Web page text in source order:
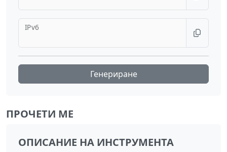
IPv6
Генериране
ПРОЧЕТИ МЕ
ОПИСАНИЕ НА ИНСТРУМЕНТА